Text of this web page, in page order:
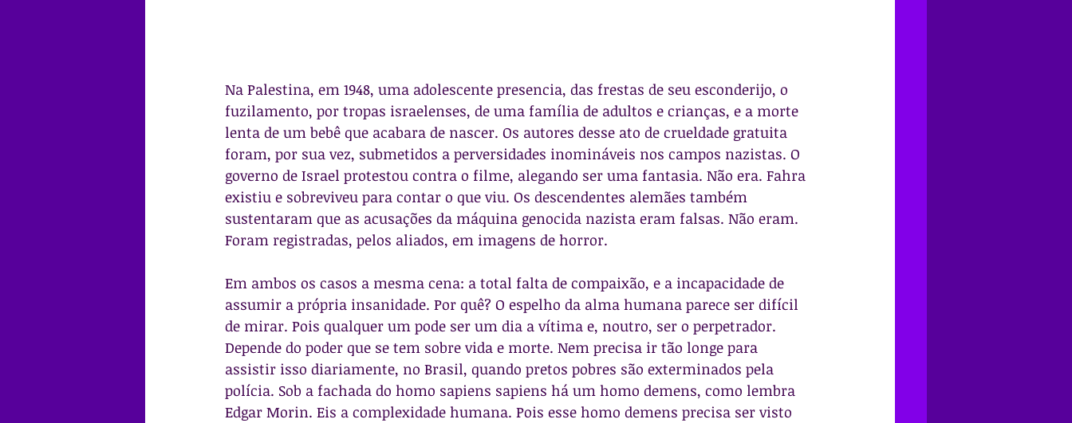
Na Palestina, em 1948, uma adolescente presencia, das frestas de seu esconderijo, o
fuzilamento, por tropas israelenses, de uma família de adultos e crianças, e a morte
lenta de um bebê que acabara de nascer. Os autores desse ato de crueldade gratuita
foram, por sua vez, submetidos a perversidades inomináveis nos campos nazistas. O
governo de Israel protestou contra o filme, alegando ser uma fantasia. Não era. Fahra
existiu e sobreviveu para contar o que viu. Os descendentes alemães também
sustentaram que as acusações da máquina genocida nazista eram falsas. Não eram.
Foram registradas, pelos aliados, em imagens de horror.
Em ambos os casos a mesma cena: a total falta de compaixão, e a incapacidade de
assumir a própria insanidade. Por quê? O espelho da alma humana parece ser difícil
de mirar. Pois qualquer um pode ser um dia a vítima e, noutro, ser o perpetrador.
Depende do poder que se tem sobre vida e morte. Nem precisa ir tão longe para
assistir isso diariamente, no Brasil, quando pretos pobres são exterminados pela
polícia. Sob a fachada do homo sapiens sapiens há um homo demens, como lembra
Edgar Morin. Eis a complexidade humana. Pois esse homo demens precisa ser visto